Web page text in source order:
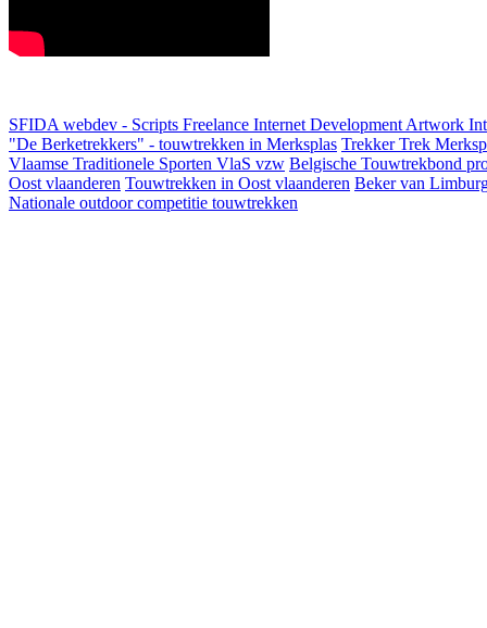
SFIDA webdev - Scripts Freelance Internet Development Artwork
"De Berketrekkers" - touwtrekken in Merksplas Trekker Trek
Vlaamse Traditionele Sporten VlaS vzw Belgische Touwtrekbond
Oost vlaanderen Touwtrekken in Oost vlaanderen Beker van
Nationale outdoor competitie touwtrekken